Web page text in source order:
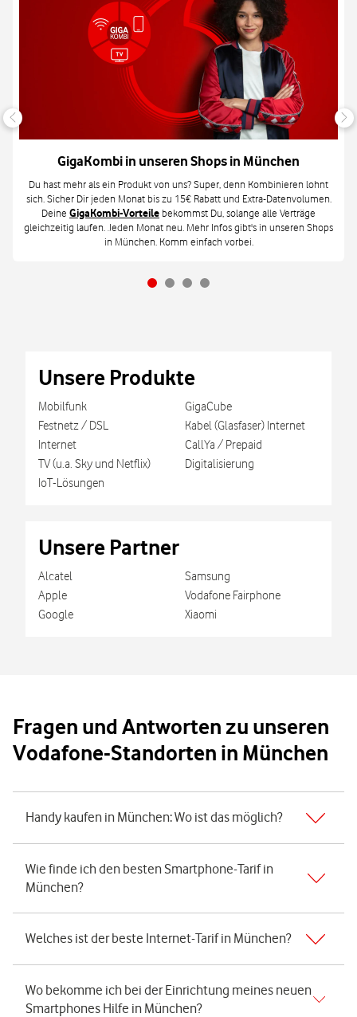
GigaKombi in unseren Shops in München
Du hast mehr als ein Produkt von uns? Super, denn Kombinieren lohnt
sich. Sicher Dir jeden Monat bis zu 15€ Rabatt und Extra-Datenvolumen.
Deine GigaKombi-Vorteile bekommst Du, solange alle Verträge
gleichzeitig laufen. Jeden Monat neu. Mehr Infos gibt's in unseren Shops
in München. Komm einfach vorbei.
Unsere Produkte
Mobilfunk
Festnetz / DSL
Internet
TV (u.a. Sky und Netflix)
IoT-Lösungen
GigaCube
Kabel (Glasfaser) Internet
CallYa / Prepaid
Digitalisierung
Unsere Partner
Alcatel
Apple
Google
Samsung
Vodafone Fairphone
Xiaomi
Fragen und Antworten zu unseren
Vodafone-Standorten in München
Handy kaufen in München: Wo ist das möglich?
Expand or collapse answer
Wie finde ich den besten Smartphone-Tarif in
München?
Expand or collapse answer
Welches ist der beste Internet-Tarif in München?
Expand or collapse answer
Wo bekomme ich bei der Einrichtung meines neuen
Smartphones Hilfe in München?
Expand or collapse answer